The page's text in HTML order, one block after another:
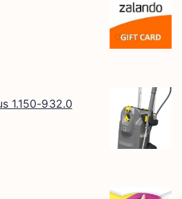
1.150-932.0